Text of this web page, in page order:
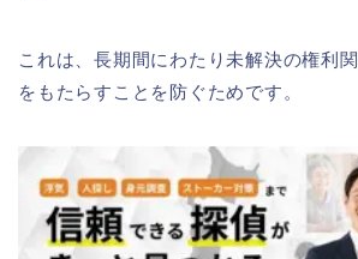
これは、長期間にわたり未解決の権利
をもたらすことを防ぐためです。